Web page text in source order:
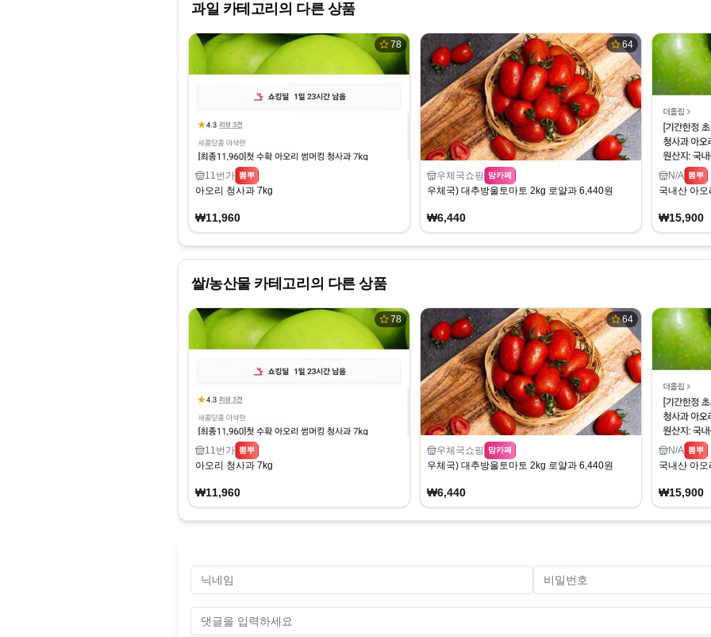
과일 카테고리의 다른 상품
78
11번가 뽐뿌
아오리 청사과 7kg
₩11,960
64
우체국쇼핑 맘카페
우체국) 대추방울토마토 2kg 로얄과 6,440원
₩6,440
N/A 뽐뿌
국내산 아
₩15,900
쌀/농산물카테고리의 다른 상품
78
11번가 뽐뿌
아오리 청사과 7kg
₩11,960
64
우체국쇼핑 맘카페
우체국) 대추방울토마토 2kg 로얄과 6,440원
₩6,440
N/A 뽐뿌
국내산 아
₩15,900